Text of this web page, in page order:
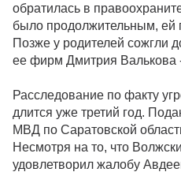
обратилась в
было продолжительным, ей
Позже у родителей сожгли
ее фирм Дмитрия Валькова
Расследование по факту
длится уже третий год.
МВД по Саратовской
Несмотря на то, что
удовлетворил жалобу